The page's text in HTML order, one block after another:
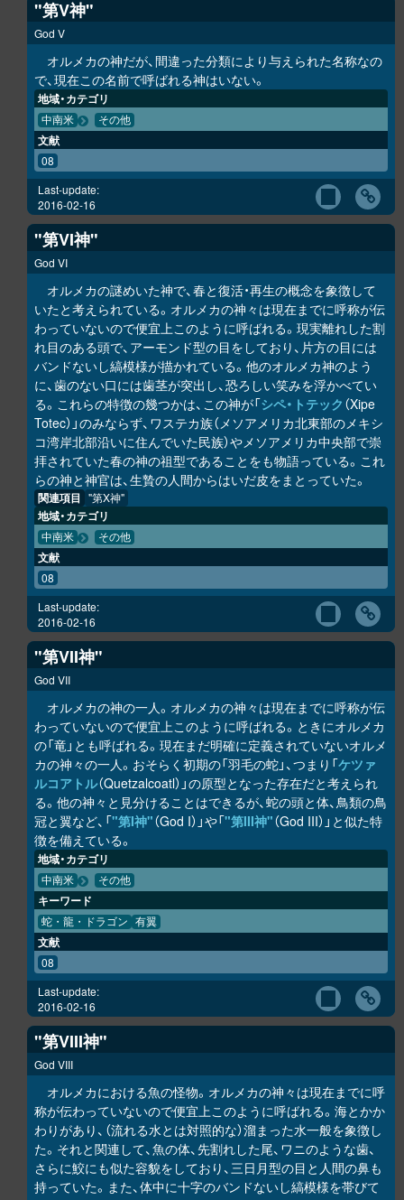
"第V神"
God V
オルメカの神だが、間違った分類により与えられた名称なの
で、現在この名前で呼ばれる神はいない。
地域・カテゴリ
中南米 その他
文献
08
Last-update:
2016-02-16
"第VI神"
God VI
オルメカの謎めいた神で、春と復活・再生の概念を象徴して
いたと考えられている。オルメカの神々は現在までに呼称が伝
わっていないので便宜上このように呼ばれる。現実離れした割
れ目のある頭で、アーモンド型の目をしており、片方の目には
バンドないし縞模様が描かれている。他のオルメカ神のよう
に、歯のない口には歯茎が突出し、恐ろしい笑みを浮かべてい
る。これらの特徴の幾つかは、この神が「シペ・トテック （Xipe
Totec）」のみならず、ワステカ族（メソアメリカ北東部のメキシ
コ湾岸北部沿いに住んでいた民族）やメソアメリカ中央部で崇
拝されていた春の神の祖型であることをも物語っている。これ
らの神と神官は、生贄の人間からはいだ皮をまとっていた。
関連項目 "第X神"
地域・カテゴリ
中南米 その他
文献
08
Last-update:
2016-02-16
"第VII神"
God VII
オルメカの神の一人。オルメカの神々は現在までに呼称が伝
わっていないので便宜上このように呼ばれる。ときにオルメカ
の「竜」とも呼ばれる。現在まだ明確に定義されていないオルメ
カの神々の一人。おそらく初期の「羽毛の蛇」、つまり「ケツァ
ルコアトル（Quetzalcoatl）」の原型となった存在だと考えられ
る。他の神々と見分けることはできるが、蛇の頭と体、鳥類の鳥
冠と翼など、「"第I神"（God I）」や「"第III神"（God III）」と似た特
徴を備えている。
地域・カテゴリ
中南米 その他
キーワード
蛇・龍・ドラゴン 有翼
文献
08
Last-update:
2016-02-16
"第VIII神"
God VIII
オルメカにおける魚の怪物。オルメカの神々は現在までに呼
称が伝わっていないので便宜上このように呼ばれる。海とかか
わりがあり、（流れる水とは対照的な）溜まった水一般を象徴し
た。それと関連して、魚の体、先割れした尾、ワニのような歯、
さらに鮫にも似た容貌をしており、三日月型の目と人間の鼻も
持っていた。また、体中に十字のバンドないし縞模様を帯びて